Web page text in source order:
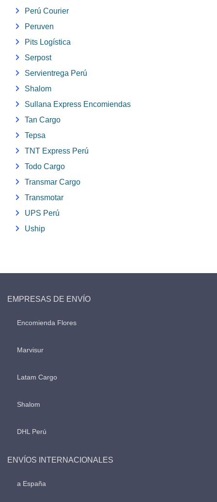
Perú Courier
Peruven
Pits Logística
Serpost
Servientrega Perú
Shalom
Sullana Express Encomiendas
Tan Cargo
Tepsa
TNT Express Perú
Todo Cargo
Transmar Cargo
Transmotar
UPS Perú
Uship
EMPRESAS DE ENVÍO
Encomienda Flores
Marvisur
Latam Cargo
Shalom
DHL Perú
ENVÍOS INTERNACIONALES
a España